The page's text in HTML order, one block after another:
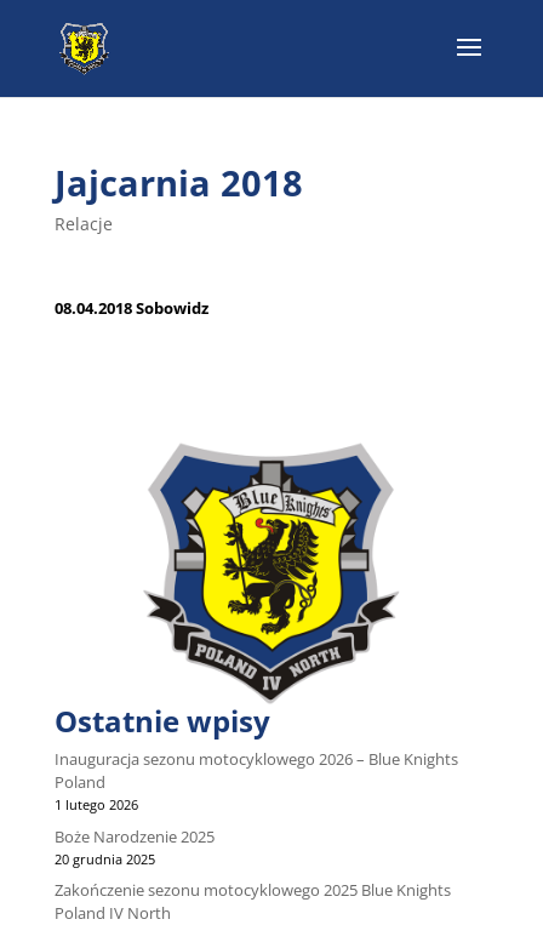
Jajcarnia 2018
Relacje
08.04.2018 Sobowidz
Ostatnie wpisy
Inauguracja sezonu motocyklowego 2026 – Blue Knights
Poland
1 lutego 2026
Boże Narodzenie 2025
20 grudnia 2025
Zakończenie sezonu motocyklowego 2025 Blue Knights
Poland IV North